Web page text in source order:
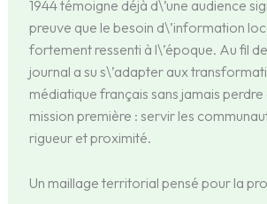
1944 témoigne déjà d\’une audience
preuve que le besoin d\’information
fortement ressenti à l\’époque. Au fil
journal a su s\’adapter aux
médiatique français sans jamais perdre
mission première : servir les
rigueur et proximité.
Un maillage territorial pensé pour la